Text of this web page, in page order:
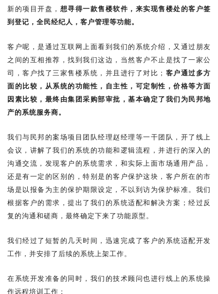
新的项目开盘， 想寻得一款售楼软件，来实现售楼处的客户签
到登记，全民经纪人，客户管理等功能。
客户呢，是通过互联网上面看到我们的系统介绍，又通过朋友
之间的互相推荐，找到我们这边，当然客户不止是找了一家公
司，客户找了三家售楼系统，并且进行了对比； 客户通过多方
面的比较，从系统的功能性，自主性，可定制性，价格等方面
因素比较，最终由集团采购部审批，基本确定了我们为民邦地
产的系统服务商。
我们与民邦的案场项目团队经理赵经理等一干团队，开了线上
会议，讲解了我们的系统的功能和逻辑流程，并进行的深入的
沟通交流，发现客户的系统需求，和实际上面市场通用产品，
还是有一定的区别的，特别是的客户保护这块，客户所在的市
场是以报备为主的保护期限设定，不以到访为保护标准。我们
根据客户的需求，提出了我们的系统适配和解决方案；经过反
复的沟通和磋商，最终确定下来了功能原型。
我们经过了短暂的几天时间，迅速完成了客户的系统适配开发
工作，并安排了后续的系统上架工作。
在系统开发准备的同时， 我们的技术顾问 也进行线上的系统操
作远程培训工作；